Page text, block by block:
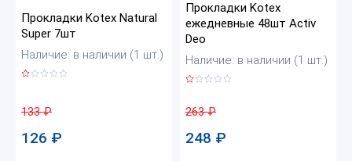
Прокладки Kotex Natural
Super 7шт
Наличие: в наличии (1 шт.)
133₽
126 ₽
Прокладки Kotex
ежедневные 48шт Activ
Deo
Наличие: в наличии (1 шт.)
263₽
248 ₽